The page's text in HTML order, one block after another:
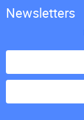
Newsletters